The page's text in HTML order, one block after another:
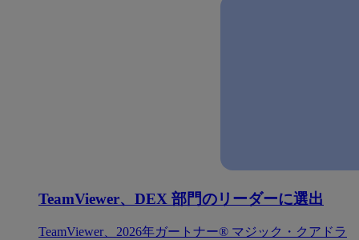
TeamViewer、DEX 部門のリーダーに選出
TeamViewer、2026年ガートナー® マジック・クアドラ